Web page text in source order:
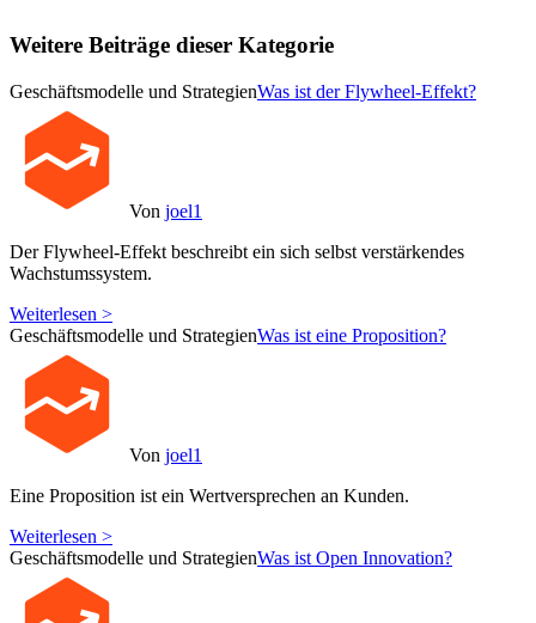
Weitere Beiträge dieser Kategorie
Geschäftsmodelle und StrategienWas ist der Flywheel-Effekt?
Von joel1
Der Flywheel-Effekt beschreibt ein sich selbst verstärkendes
Wachstumssystem.
Weiterlesen >
Geschäftsmodelle und StrategienWas ist eine Proposition?
Von joel1
Eine Proposition ist ein Wertversprechen an Kunden.
Weiterlesen >
Geschäftsmodelle und StrategienWas ist Open Innovation?